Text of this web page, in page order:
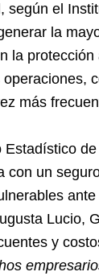
según el
la
la
más
Estadístico
con un
Lucio,
y